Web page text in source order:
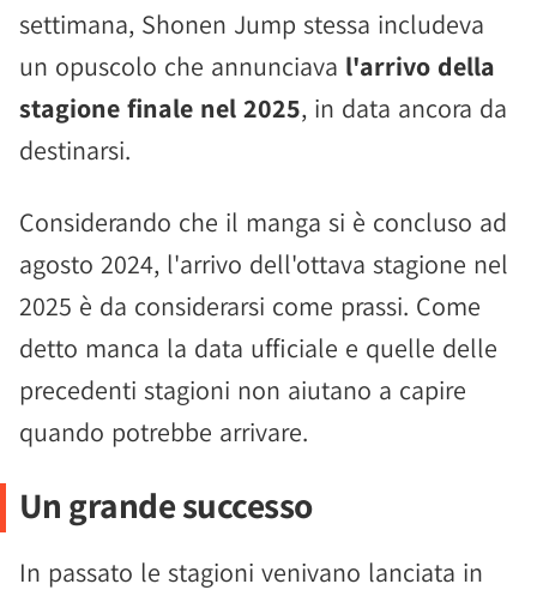
settimana, Shonen Jump stessa includeva
un opuscolo che annunciava l'arrivo della
stagione finale nel 2025, in data ancora da
destinarsi.
Considerando che il manga si è concluso ad
agosto 2024, l'arrivo dell'ottava stagione nel
2025 è da considerarsi come prassi. Come
detto manca la data ufficiale e quelle delle
precedenti stagioni non aiutano a capire
quando potrebbe arrivare.
Un grande successo
In passato le stagioni venivano lanciata in